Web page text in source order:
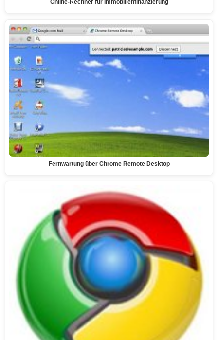
Online-Rechner für Immobilienfinanzierung
Fernwartung über Chrome Remote Desktop